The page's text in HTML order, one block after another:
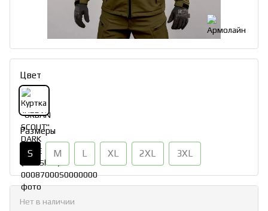
Цвет
Размеры
S M L XL 2XL 3XL
Нет в наличии